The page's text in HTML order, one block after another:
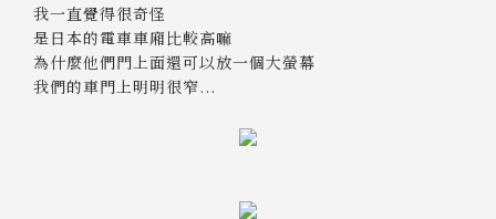
我一直覺得很奇怪
是日本的電車車廂比較高嘛
為什麼他們門上面還可以放一個大螢幕
我們的車門上明明很窄...